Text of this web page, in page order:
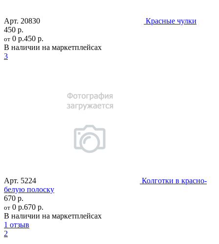
Арт. 20830
Красные чулки
450 р.
от 0 р.450 р.
В наличии на маркетплейсах
3
Арт. 5224
Колготки в красно-
белую полоску
670 р.
от 0 р.670 р.
В наличии на маркетплейсах
1 отзыв
2